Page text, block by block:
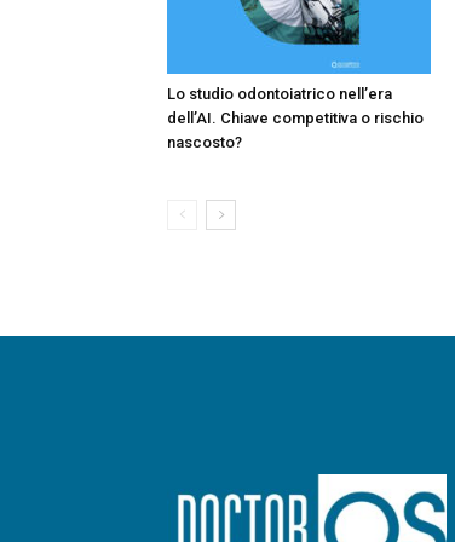
Lo studio odontoiatrico nell’era
dell’AI. Chiave competitiva o rischio
nascosto?